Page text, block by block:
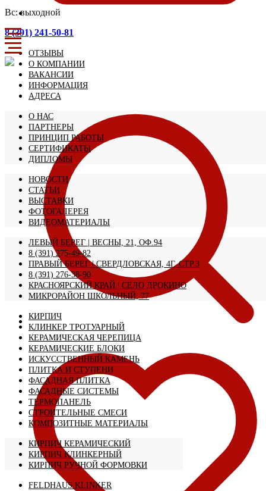
Вс: выходной
8 (391) 241-50-81
ОТЗЫВЫ
О КОМПАНИИ
ВАКАНСИИ
ИНФОРМАЦИЯ
АДРЕСА
О НАС
ПАРТНЕРЫ
ПРИНЦИП РАБОТЫ
СЕРТИФИКАТЫ
ДИПЛОМЫ
НОВОСТИ
СТАТЬИ
ВЫСТАВКИ
ФОТОГАЛЕРЕЯ
ВИДЕОМАТЕРИАЛЫ
ЛЕВЫЙ БЕРЕГ | ВЕСНЫ, 21, ОФ.94
8 (391) 275-49-82
ПРАВЫЙ БЕРЕГ | СВЕРДЛОВСКАЯ, 4Г, СТР.3
8 (391) 276-38-90
КРАСНОЯРСКИЙ КРАЙ | CЕЛО ДРОКИНО
МИКРОРАЙОН ШКОЛЬНЫЙ, 77
КИРПИЧ
КЛИНКЕР ТРОТУАРНЫЙ
КЕРАМИЧЕСКАЯ ЧЕРЕПИЦА
КЕРАМИЧЕСКИЕ БЛОКИ
ИСКУССТВЕННЫЙ КАМЕНЬ
ПЛИТКА И СТУПЕНИ
ФАСАДНАЯ ПЛИТКА
ФАСАДНЫЕ СИСТЕМЫ
ТЕРМОПАНЕЛЬ
СТРОИТЕЛЬНЫЕ СМЕСИ
КОМПОЗИТНЫЕ МАТЕРИАЛЫ
КИРПИЧ КЕРАМИЧЕСКИЙ
КИРПИЧ КЛИНКЕРНЫЙ
КИРПИЧ РУЧНОЙ ФОРМОВКИ
FELDHAUS KLINKER